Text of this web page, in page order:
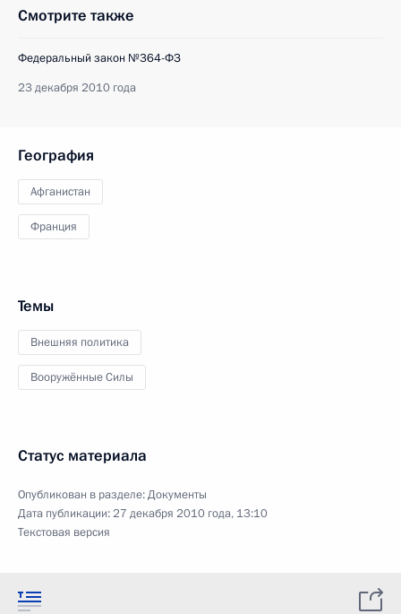
Смотрите также
Федеральный закон №364-ФЗ
23 декабря 2010 года
География
Афганистан
Франция
Темы
Внешняя политика
Вооружённые Силы
Статус материала
Опубликован в разделе:Документы
Дата публикации:27 декабря 2010 года, 13:10
Текстовая версия